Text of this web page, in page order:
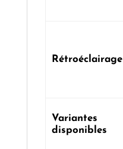
Rétroéclairage
Variantes
disponibles